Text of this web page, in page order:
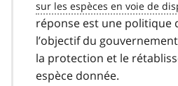
réponse est une politique
l’objectif du
la protection et le
espèce donnée.